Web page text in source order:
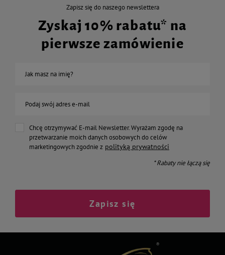
Zapisz się do naszego newslettera
Zyskaj 10% rabatu* na
pierwsze zamówienie
Jak masz na imię?
Podaj swój adres e-mail
Chcę otrzymywać E-mail Newsletter. Wyrażam zgodę na
przetwarzanie moich danych osobowych do celów
marketingowych zgodnie z polityką prywatności
* Rabaty nie łączą się
Zapisz się